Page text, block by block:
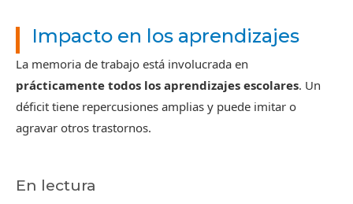
Impacto en los aprendizajes
La memoria de trabajo está involucrada en
prácticamente todos los aprendizajes escolares. Un
déficit tiene repercusiones amplias y puede imitar o
agravar otros trastornos.
En lectura